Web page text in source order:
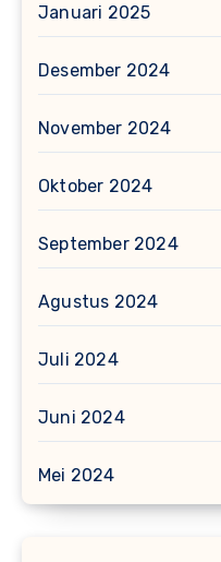
Januari 2025
Desember 2024
November 2024
Oktober 2024
September 2024
Agustus 2024
Juli 2024
Juni 2024
Mei 2024